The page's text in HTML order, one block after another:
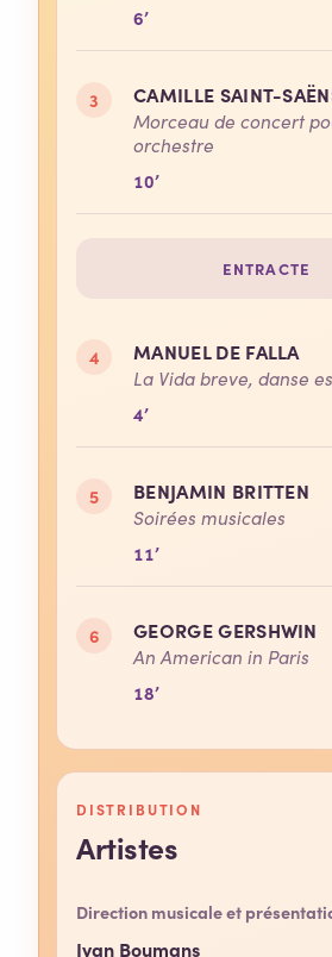
6’
3 CAMILLE SAINT-
Morceau de concert
orchestre
10’
ENTRACTE
4 MANUEL DE FALLA
La Vida breve, danse
4’
5 BENJAMIN BRITTEN
Soirées musicales
11’
6 GEORGE GERSHWIN
An American in Paris
18’
DISTRIBUTION
Artistes
Direction musicale et
Ivan Boumans